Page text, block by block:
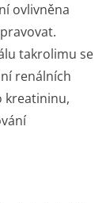
ovlivněna
takrolimu se
renálních
kreatininu,